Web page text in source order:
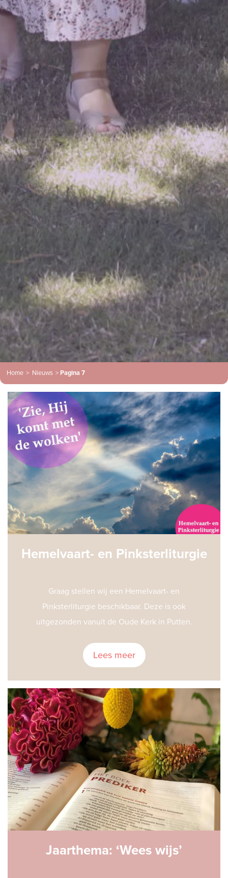
Home > Nieuws > Pagina 7
Hemelvaart- en Pinksterliturgie
Graag stellen wij een Hemelvaart- en
Pinksterliturgie beschikbaar. Deze is ook
uitgezonden vanuit de Oude Kerk in Putten.
Lees meer
Jaarthema: ‘Wees wijs’